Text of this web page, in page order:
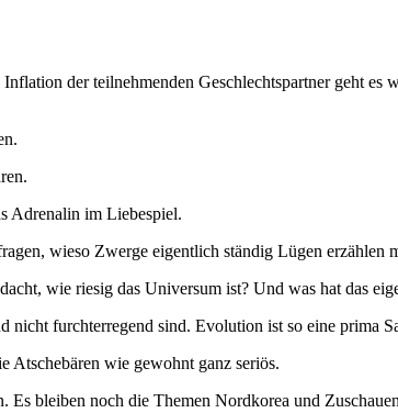
der teilnehmenden Geschlechtspartner geht es
Adrenalin im Liebespiel.
wieso Zwerge eigentlich ständig Lügen erzählen
wie riesig das Universum ist? Und was hat das
furchterregend sind. Evolution ist so eine prima
Atschebären wie gewohnt ganz seriös.
Es bleiben noch die Themen Nordkorea und